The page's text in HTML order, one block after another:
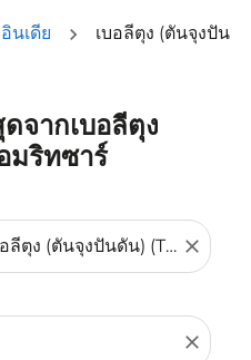
นเดีย
เบอลีตุง (ตันจุงปัน
จากเบอลีตุง
มริทซาร์
close
close
ต้นทางและ/หรือปลายทาง) หรื